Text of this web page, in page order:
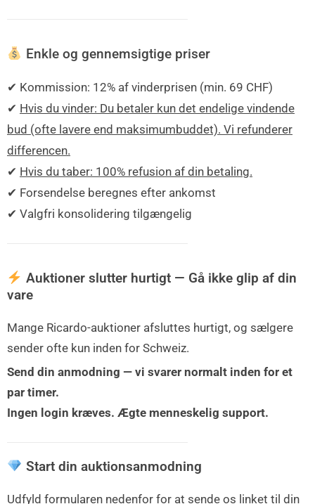
Enkle og gennemsigtige priser
✔ Kommission: 12% af vinderprisen (min. 69 CHF)
✔ Hvis du vinder: Du betaler kun det endelige vindende
bud (ofte lavere end maksimumbuddet). Vi refunderer
differencen.
✔ Hvis du taber: 100% refusion af din betaling.
✔ Forsendelse beregnes efter ankomst
✔ Valgfri konsolidering tilgængelig
Auktioner slutter hurtigt — Gå ikke glip af din
vare
Mange Ricardo-auktioner afsluttes hurtigt, og sælgere
sender ofte kun inden for Schweiz.
Send din anmodning — vi svarer normalt inden for et
par timer.
Ingen login kræves. Ægte menneskelig support.
Start din auktionsanmodning
Udfyld formularen nedenfor for at sende os linket til din